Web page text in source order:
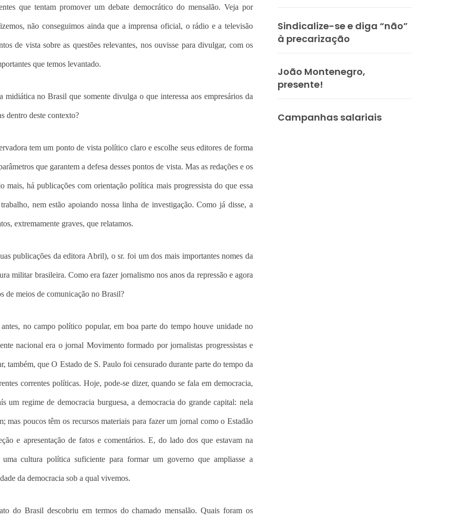
que tentam promover um debate democrático do mensalão. Veja por
não conseguimos ainda que a imprensa oficial, o rádio e a televisão
de vista sobre as questões relevantes, nos ouvisse para divulgar, com os
que temos levantado.
no Brasil que somente divulga o que interessa aos empresários da
dentro deste contexto?
tem um ponto de vista político claro e escolhe seus editores de forma
que garantem a defesa desses pontos de vista. Mas as redações e os
há publicações com orientação política mais progressista do que essa
nem estão apoiando nossa linha de investigação. Como já disse, a
extremamente graves, que relatamos.
publicações da editora Abril), o sr. foi um dos mais importantes nomes da
militar brasileira. Como era fazer jornalismo nos anos da repressão e agora
de meios de comunicação no Brasil?
no campo político popular, em boa parte do tempo houve unidade no
nacional era o jornal Movimento formado por jornalistas progressistas e
que O Estado de S. Paulo foi censurado durante parte do tempo da
correntes políticas. Hoje, pode-se dizer, quando se fala em democracia,
um regime de democracia burguesa, a democracia do grande capital: nela
mas poucos têm os recursos materiais para fazer um jornal como o Estadão
e apresentação de fatos e comentários. E, do lado dos que estavam na
cultura política suficiente para formar um governo que ampliasse a
da democracia sob a qual vivemos.
do Brasil descobriu em termos do chamado mensalão. Quais foram os
Sindicalize-se e diga “não”
à precarização
João Montenegro,
presente!
Campanhas salariais